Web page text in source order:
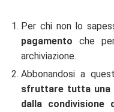
Per chi non lo
pagamento che
archiviazione.
Abbonandosi a
sfruttare tutta una
dalla condivisione